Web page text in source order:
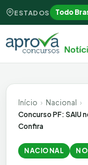
ESTADOS Todo
Início › Nacional
›
Concurso PF: SAIU
Confira
NACIONAL